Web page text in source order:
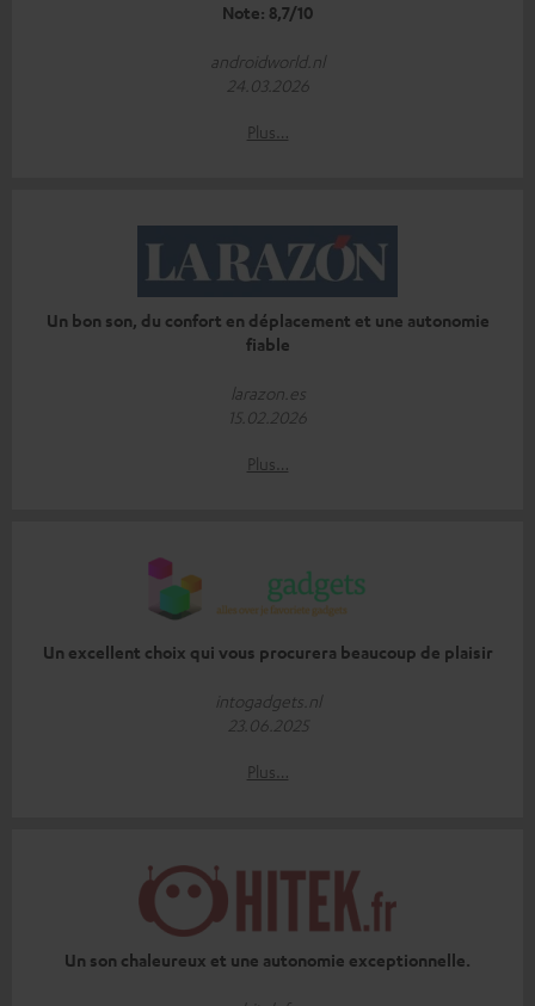
Note: 8,7/10
androidworld.nl
24.03.2026
Plus…
Un bon son, du confort en déplacement et une autonomie
fiable
larazon.es
15.02.2026
Plus…
Un excellent choix qui vous procurera beaucoup de plaisir
intogadgets.nl
23.06.2025
Plus…
Un son chaleureux et une autonomie exceptionnelle.